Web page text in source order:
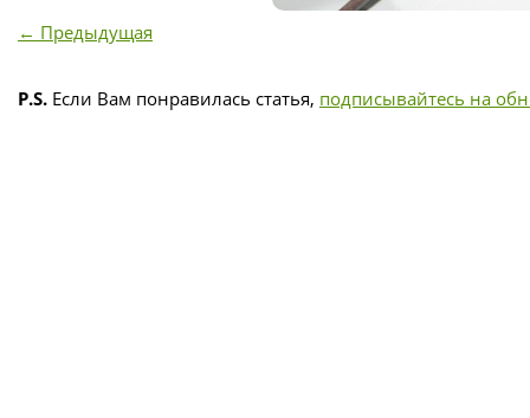
← Предыдущая
P.S. Если Вам понравилась статья, подписывайтесь на